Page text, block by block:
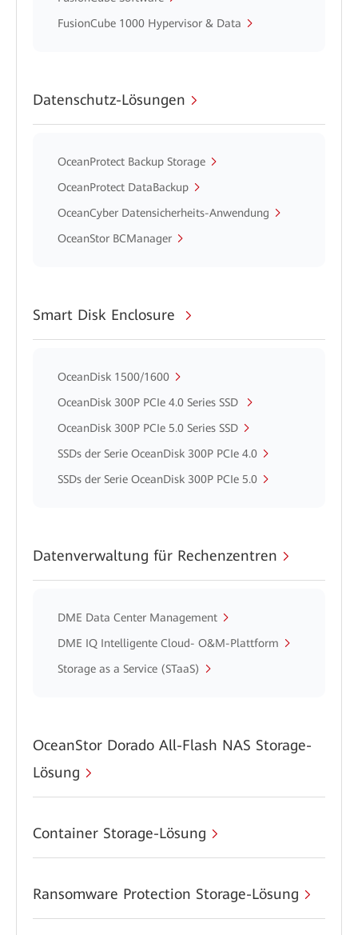
FusionCube 1000 Hypervisor & Data
Datenschutz-Lösungen
OceanProtect Backup Storage
OceanProtect DataBackup
OceanCyber Datensicherheits-Anwendung
OceanStor BCManager
Smart Disk Enclosure
OceanDisk 1500/1600
OceanDisk 300P PCIe 4.0 Series SSD
OceanDisk 300P PCIe 5.0 Series SSD
SSDs der Serie OceanDisk 300P PCIe 4.0
SSDs der Serie OceanDisk 300P PCIe 5.0
Datenverwaltung für Rechenzentren
DME Data Center Management
DME IQ Intelligente Cloud- O&M-Plattform
Storage as a Service (STaaS)
OceanStor Dorado All-Flash NAS Storage-
Lösung
Container Storage-Lösung
Ransomware Protection Storage-Lösung